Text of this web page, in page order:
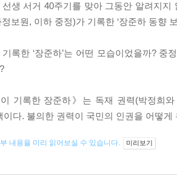
선생 서거 40주기를 맞아 그동안 알려지
보원, 이하 중정)가 기록한 ‘장준하 동향
기록한 ‘장준하’는 어떤 모습이었을까?
이 기록한 장준하》는 독재 권력(박정희
이다. 불의한 권력이 국민의 인권을 어떻
내용을 미리 읽어보실 수 있습니다. 미리보기